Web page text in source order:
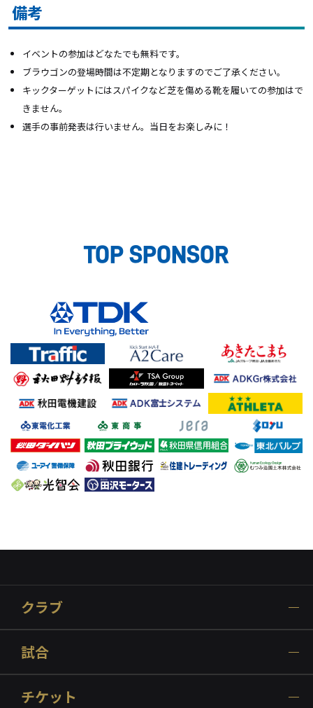
備考
イベントの参加はどなたでも無料です。
ブラウゴンの登場時間は不定期となりますのでご了承ください。
キックターゲットにはスパイクなど芝を傷める靴を履いての参加はで
きません。
選手の事前発表は行いません。当日をお楽しみに！
TOP SPONSOR
クラブ
試合
チケット